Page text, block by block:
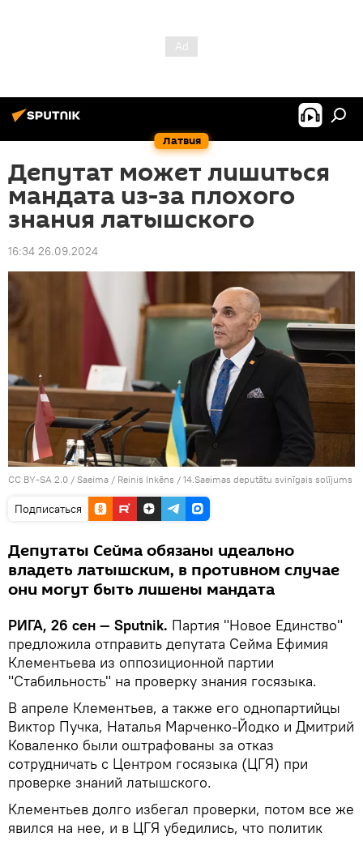
Латвия
Депутат может лишиться
мандата из-за плохого
знания латышского
16:34 26.09.2024
CC BY-SA 2.0 / Saeima / Reinis Inkēns / 14.Saeimas deputātu svinīgais solījums
Подписаться
Депутаты Сейма обязаны идеально
владеть латышским, в противном случае
они могут быть лишены мандата
РИГА, 26 сен — Sputnik. Партия "Новое Единство"
предложила отправить депутата Сейма Ефимия
Клементьева из оппозиционной партии
"Стабильность" на проверку знания госязыка.
В апреле Клементьев, а также его однопартийцы
Виктор Пучка, Наталья Марченко-Йодко и Дмитрий
Коваленко были оштрафованы за отказ
сотрудничать с Центром госязыка (ЦГЯ) при
проверке знаний латышского.
Клементьев долго избегал проверки, потом все же
явился на нее, и в ЦГЯ убедились, что политик